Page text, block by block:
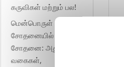
கருவிகள் மற்றும் பல!
மென்பொருள்
சோதனையில் அழுத்த
சோதனை: அது என்ன,
வகைகள்,